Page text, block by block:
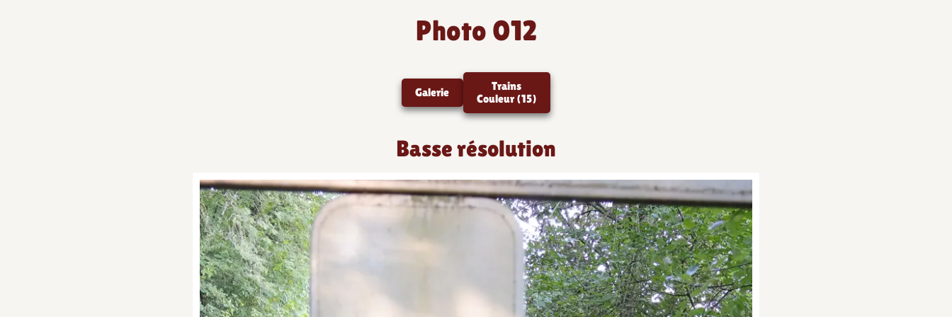
Photo 012
Galerie
Trains
Couleur (15)
Basse résolution